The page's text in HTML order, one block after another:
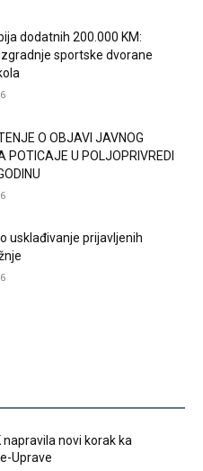
dodatnih 200.000 KM:
sportske dvorane
O OBJAVI JAVNOG
POTICAJE U POLJOPRIVREDI
usklađivanje prijavljenih
napravila novi korak ka
Uprave